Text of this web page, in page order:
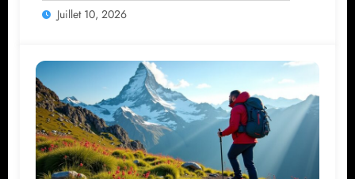
Juillet 10, 2026